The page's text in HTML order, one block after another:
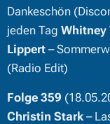
Dankeschön
jeden Tag Whitney
Lippert –
(Radio Edit)
Folge 359
Christin Stark–